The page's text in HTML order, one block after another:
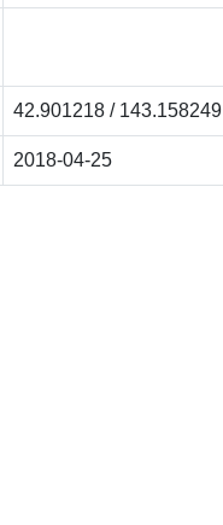
42.901218 / 143.158249
2018-04-25